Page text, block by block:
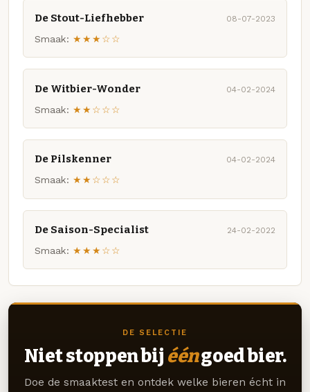
De Stout-Liefhebber 08-07-2023
Smaak: ★★★☆☆
De Witbier-Wonder 04-02-2024
Smaak: ★★☆☆☆
De Pilskenner 04-02-2024
Smaak: ★★☆☆☆
De Saison-Specialist 24-02-2022
Smaak: ★★★☆☆
DE SELECTIE
Niet stoppen bij ééngoed bier.
Doe de smaaktest en ontdek welke bieren écht in